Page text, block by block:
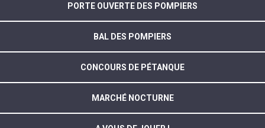
PORTE OUVERTE DES POMPIERS
BAL DES POMPIERS
CONCOURS DE PÉTANQUE
MARCHÉ NOCTURNE